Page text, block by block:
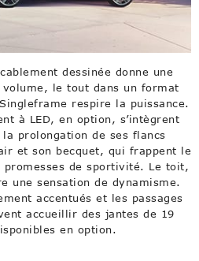
dessinée donne une
le tout dans un format
respire la puissance.
à LED, en option, s’intègrent
prolongation de ses flancs
et son becquet, qui frappent le
de sportivité. Le toit,
une sensation de dynamisme.
accentués et les passages
accueillir des jantes de 19
en option.